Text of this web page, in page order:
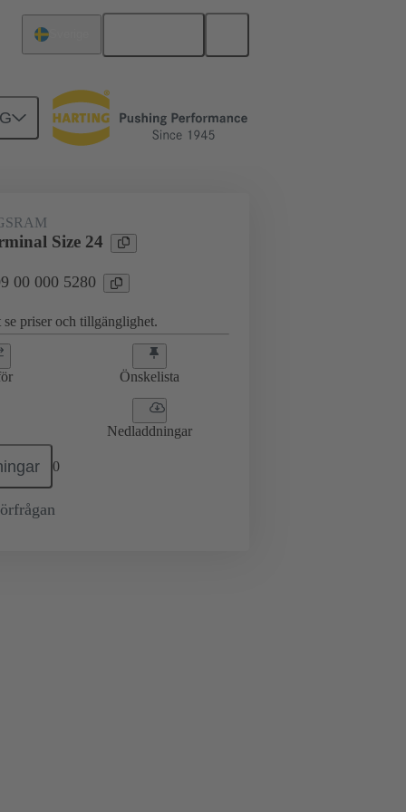
greppramar 09 00 000 5280
Size 24
00 000 5280
priser och tillgänglighet.
Önskelista
Nedladdningar
0